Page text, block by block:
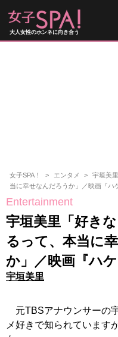
大人女性のホンネに向き合う
女子SPA！ エンタメ
宇垣美
当に幸せなんだろうか」／映画『ハ
Entertainment
宇垣美里「好き
るって、本当に
か」／映画『ハ
宇垣美里
元TBSアナウンサーの
メ好きで知られています